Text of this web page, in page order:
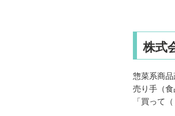
株式
惣菜系商
売り手（
「買って